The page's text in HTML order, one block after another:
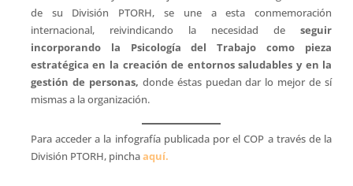
de su División PTORH, se une a esta conmemoración
internacional, reivindicando la necesidad deseguir
incorporando la Psicología del Trabajo como pieza
estratégica en la creación de entornos saludables y en la
gestión de personas, donde éstas puedan dar lo mejor de sí
mismas a la organización.
Para acceder a la infografía publicada por el COP a través de la
División PTORH, pinchaaquí.